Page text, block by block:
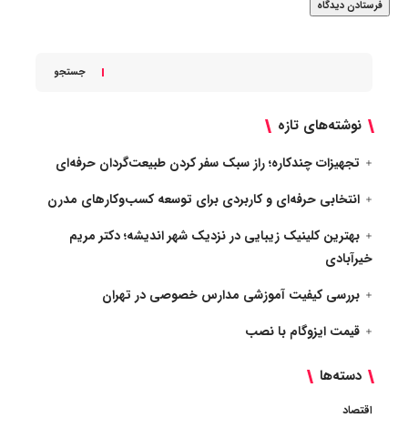
جستجو
نوشته‌های تازه
تجهیزات چندکاره؛ راز سبک سفر کردن طبیعت‌گردان حرفه‌ای
انتخابی حرفه‌ای و کاربردی برای توسعه کسب‌وکارهای مدرن
بهترین کلینیک زیبایی در نزدیک شهر اندیشه؛ دکتر مریم
خیرآبادی
بررسی کیفیت آموزشی مدارس خصوصی در تهران
قیمت ایزوگام با نصب
دسته‌ها
اقتصاد